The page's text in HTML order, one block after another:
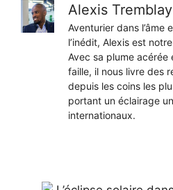
Alexis Tremblay
Aventurier dans l’âme
l’inédit, Alexis est
Avec sa plume
faille, il nous livre des
depuis les coins les
portant un éclairage
internationaux.